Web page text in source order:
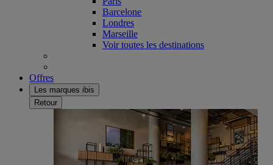
Barcelone
Londres
Marseille
Voir toutes les destinations
Offres
Les marques ibis
Retour